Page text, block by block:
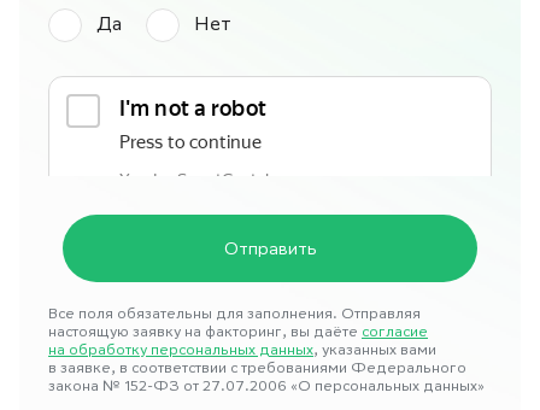
Да Нет
Все поля обязательны для заполнения. Отправляя
настоящую заявку на факторинг, вы даёте согласие
на обработку персональных данных, указанных вами
в заявке, в соответствии с требованиями Федерального
закона № 152-ФЗ от 27.07.2006 «О персональных данных»